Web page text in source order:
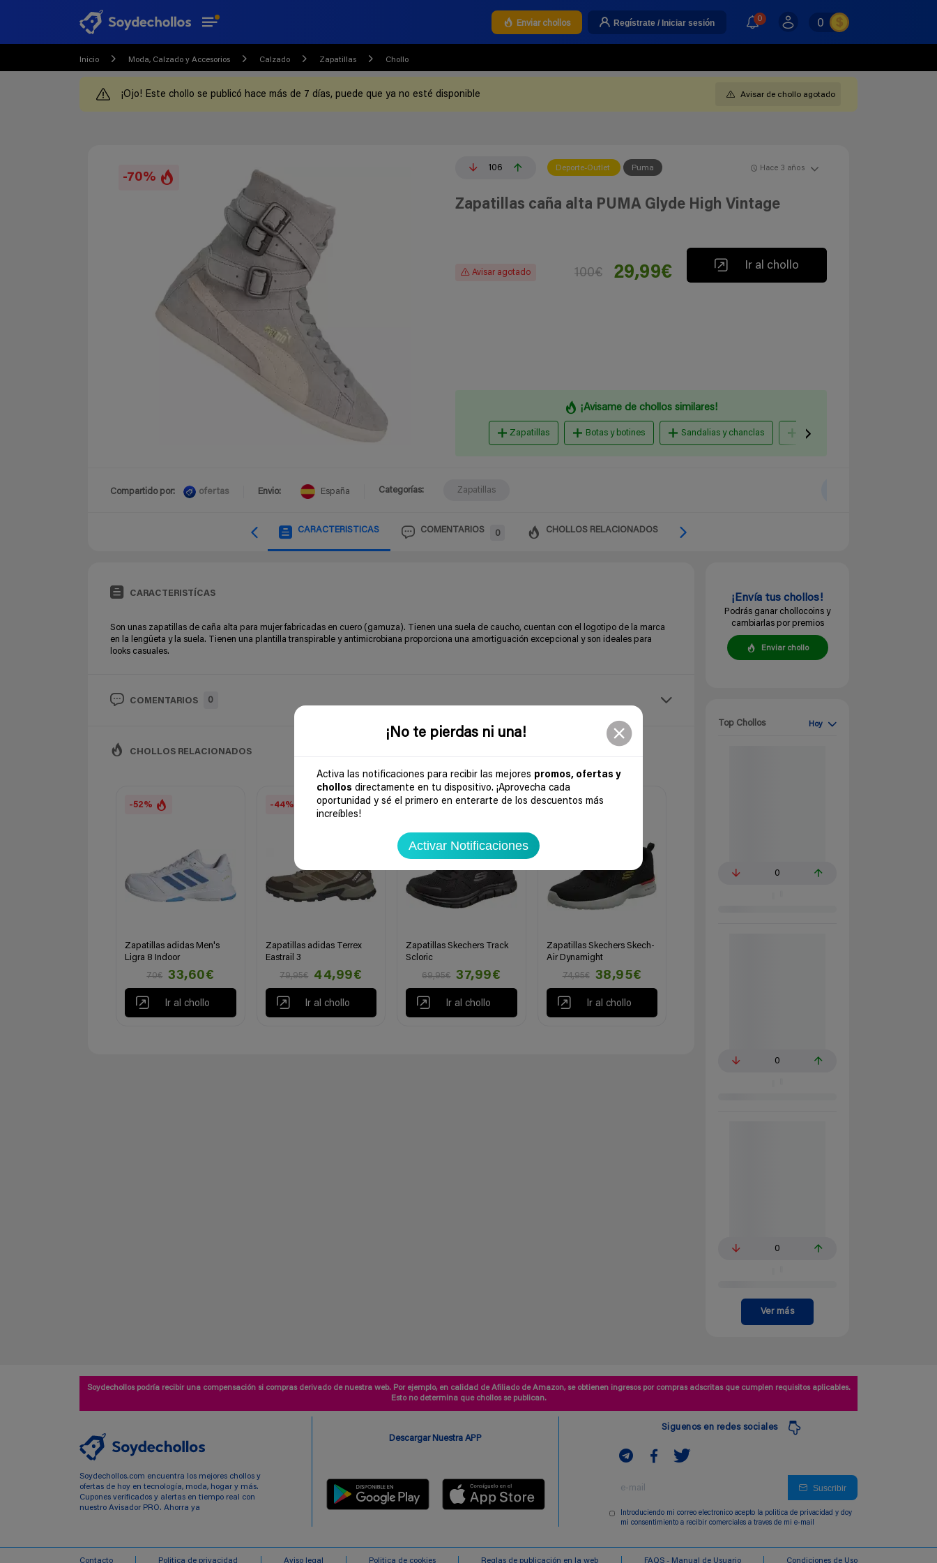
¡No te pierdas ni una!
Activa las notificaciones para recibir las mejores promos, ofertas y
chollos directamente en tu dispositivo. ¡Aprovecha cada
oportunidad y sé el primero en enterarte de los descuentos más
increíbles!
Activar Notificaciones
Enviar chollos Regístrate / Iniciar sesión 0 0
Inicio Moda, Calzado y Accesorios Calzado Zapatillas Chollo
¡Ojo! Este chollo se publicó hace más de 7 días, puede que ya no esté disponible Avisar de chollo agotado
-70%
106 Deporte-Outlet Puma Hace 3 años
Zapatillas caña alta PUMA Glyde High Vintage
Avisar agotado 100€ 29,99€ Ir al chollo
¡Avisame de chollos similares!
Zapatillas Botas y botines Sandalias y chanclas Bailarinas y slippers
Compartido por: ofertas Envio: España Categorías: Zapatillas
CARACTERISTICAS COMENTARIOS 0 CHOLLOS RELACIONADOS
CARACTERISTÍCAS
Son unas zapatillas de caña alta para mujer fabricadas en cuero (gamuza). Tienen una suela de caucho, cuentan con el logotipo de la marca
en la lengüeta y la suela. Tienen una plantilla transpirable y antimicrobiana proporciona una amortiguación excepcional y son ideales para
looks casuales.
COMENTARIOS 0
CHOLLOS RELACIONADOS
-52%
Zapatillas adidas Men's
Ligra 8 Indoor
70€
33,60€
Ir al chollo
-44%
Zapatillas adidas Terrex
Eastrail 3
79,95€
44,99€
Ir al chollo
-46%
Zapatillas Skechers Track
Scloric
69,95€
37,99€
Ir al chollo
-48%
Zapatillas Skechers Skech-
Air Dynamight
74,95€
38,95€
Ir al chollo
¡Envía tus chollos!
Podrás ganar chollocoins y
cambiarlas por premios
Enviar chollo
Top Chollos Hoy
0
0
0
Ver más
Soydechollos podría recibir una compensación si compras derivado de nuestra web. Por ejemplo, en calidad de Afiliado de Amazon, se obtienen ingresos por compras adscritas que cumplen requisitos aplicables.
Esto no determina que chollos se publican.
Soydechollos.com encuentra los mejores chollos y
ofertas de hoy en tecnología, moda, hogar y más.
Cupones verificados y alertas en tiempo real con
nuestro Avisador PRO. Ahorra ya
Descargar Nuestra APP
Siguenos en redes sociales
Suscribir
Introduciendo mi correo electronico acepto la politica de privacidad y doy
mi consentimiento a recibir comerciales a traves de mi e-mail
Contacto Politica de privacidad Aviso legal Politica de cookies Reglas de publicación en la web FAQS - Manual de Usuario Condiciones de Uso